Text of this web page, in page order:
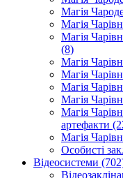
Магія
Магія
Магія
(8)
Магія
Магія
Магія
Магія
Магія
артефакти
Магія
Особисті
Відеосистеми